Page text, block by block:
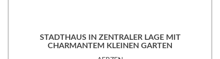
STADTHAUS IN ZENTRALER LAGE MIT
CHARMANTEM KLEINEN GARTEN